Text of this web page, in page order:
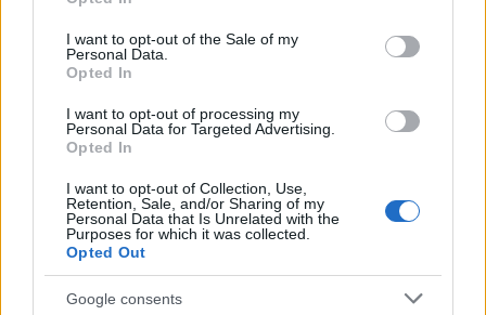
use your data for below specified purposes in below Google
consent section.
I want to opt-out of the Sale of my
Personal Data.
Opted In
I want to opt-out of processing my
Personal Data for Targeted Advertising.
Opted In
I want to opt-out of Collection, Use,
Retention, Sale, and/or Sharing of my
Personal Data that Is Unrelated with the
Purposes for which it was collected.
Opted Out
Google consents
Kang-In Lee, pero todo apunta a que no será titular. Kim del
Nápoles y Hwang del Wolverhampton son otros de los
Novedad: ¡Ya está aquí el Comunio del Mundial 2022!
¿Con ganas de Mundial? ¡Pues
puedes disfrutarlo aún más
jugando su versión en Comunio!
que tienes que saber para jugar al
Comunio del Mundial de Qatar